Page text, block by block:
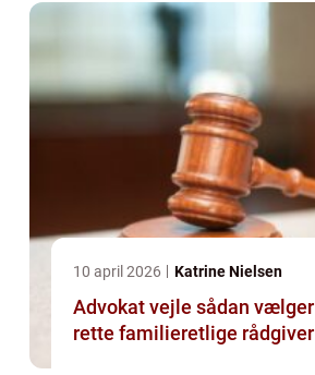
10 april 2026 Katrine Nielsen
Advokat vejle sådan vælger du den
rette familieretlige rådgiver